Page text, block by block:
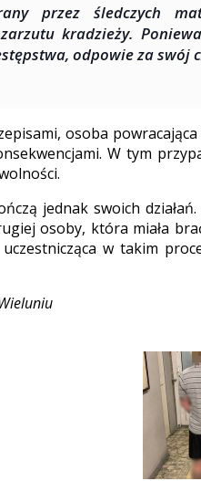
przez śledczych
kradzieży.
odpowie za swój
osoba
W tym
jednak swoich
osoby, która miała
w takim